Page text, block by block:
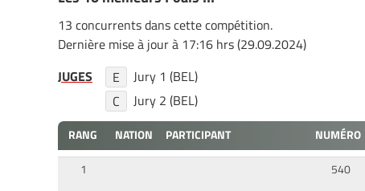
13 concurrents dans cette compétition.
Dernière mise à jour à 17:16 hrs (29.09.2024)
JUGES
E
Jury 1 (BEL)
C
Jury 2 (BEL)
RANG NATION PARTICIPANT NUMÉRO
1
540